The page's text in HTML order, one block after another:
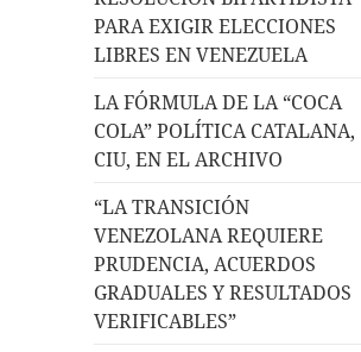
PARA EXIGIR ELECCIONES
LIBRES EN VENEZUELA
LA FÓRMULA DE LA “COCA
COLA” POLÍTICA CATALANA,
CIU, EN EL ARCHIVO
“LA TRANSICIÓN
VENEZOLANA REQUIERE
PRUDENCIA, ACUERDOS
GRADUALES Y RESULTADOS
VERIFICABLES”